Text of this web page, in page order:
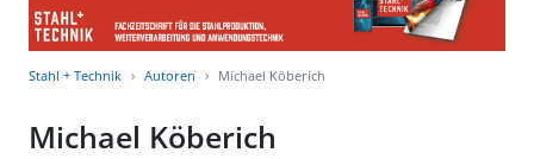
Stahl + Technik Autoren Michael Köberich
Michael Köberich